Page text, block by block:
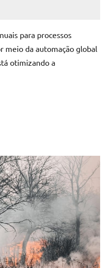
para processos
meio da automação global
otimizando a